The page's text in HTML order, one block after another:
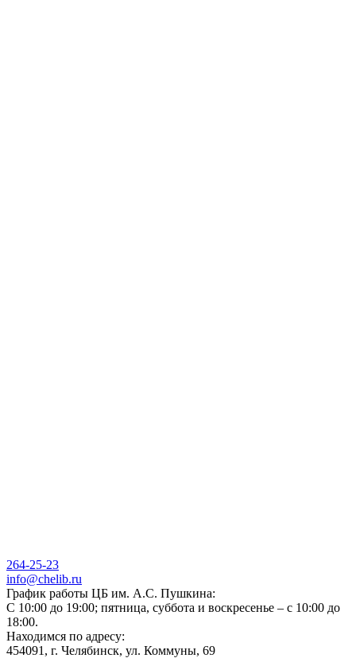
264-25-23
info@chelib.ru
График работы ЦБ им. А.С. Пушкина:
С 10:00 до 19:00; пятница, суббота и воскресенье – с 10:00 до
18:00.
Находимся по адресу:
454091, г. Челябинск, ул. Коммуны, 69